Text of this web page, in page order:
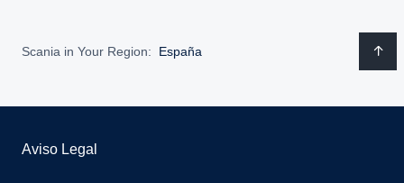
Scania in Your Region: España
Aviso Legal